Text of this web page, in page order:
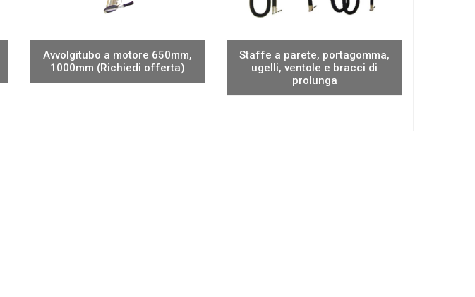
Avvolgitubo a motore 650mm,
1000mm (Richiedi offerta)
Staffe a parete, portagomma,
ugelli, ventole e bracci di
prolunga